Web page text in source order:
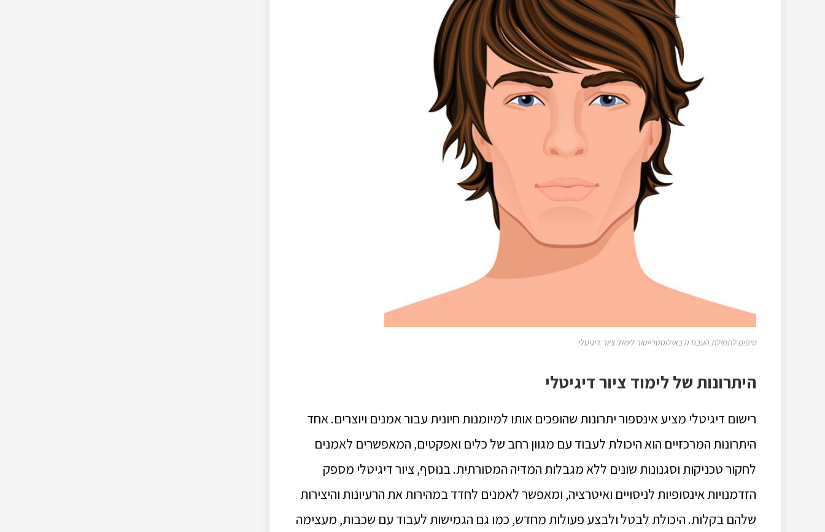
טיפים לתחילת העבודה באילוסטרייטור לימוד ציור דיגיטלי
היתרונות של לימוד ציור דיגיטלי
רישום דיגיטלי מציע אינספור יתרונות שהופכים אותו למיומנות חיונית עבור אמנים ויוצרים. אחד
היתרונות המרכזיים הוא היכולת לעבוד עם מגוון רחב של כלים ואפקטים, המאפשרים לאמנים
לחקור טכניקות וסגנונות שונים ללא מגבלות המדיה המסורתית.בנוסף, ציור דיגיטלי מספק
הזדמנויות אינסופיות לניסויים ואיטרציה, ומאפשר לאמנים לחדד במהירות את הרעיונות והיצירות
שלהם בקלות. היכולת לבטל ולבצע פעולות מחדש, כמו גם הגמישות לעבוד עם שכבות, מעצימה